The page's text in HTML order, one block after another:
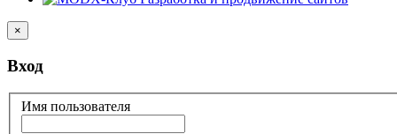
×
Вход
Имя пользователя